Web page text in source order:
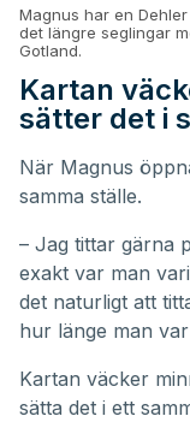
Magnus har en
det längre seglingar
Gotland.
Kartan
sätter det i
När Magnus
samma ställe.
– Jag tittar gärna
exakt var man
det naturligt att
hur länge man
Kartan väcker
sätta det i ett